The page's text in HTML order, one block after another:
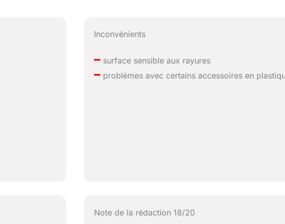
Inconvénients
– surface sensible aux rayures
– problèmes avec certains accessoires en
Note de la rédaction 18/20